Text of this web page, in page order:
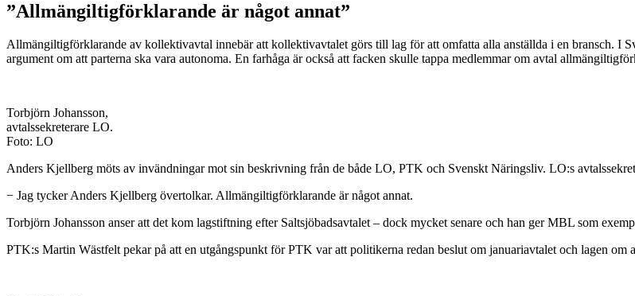
”Allmängiltigförklarande är något annat”
Allmängiltigförklarande av kollektivavtal innebär att kollektivavtalet görs till lag för att omfatta alla anställda i en bransch. I
argument om att parterna ska vara autonoma. En farhåga är också att facken skulle tappa medlemmar om avtal
Torbjörn Johansson,
avtalssekreterare LO.
Foto: LO
Anders Kjellberg möts av invändningar mot sin beskrivning från de både LO, PTK och Svenskt Näringsliv. LO:s
− Jag tycker Anders Kjellberg övertolkar. Allmängiltigförklarande är något annat.
Torbjörn Johansson anser att det kom lagstiftning efter Saltsjöbadsavtalet – dock mycket senare och han ger MBL som
PTK:s Martin Wästfelt pekar på att en utgångspunkt för PTK var att politikerna redan beslut om januariavtalet och lagen om